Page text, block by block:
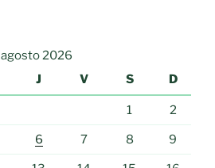
agosto 2026
J V S D
1 2
6 7 8 9